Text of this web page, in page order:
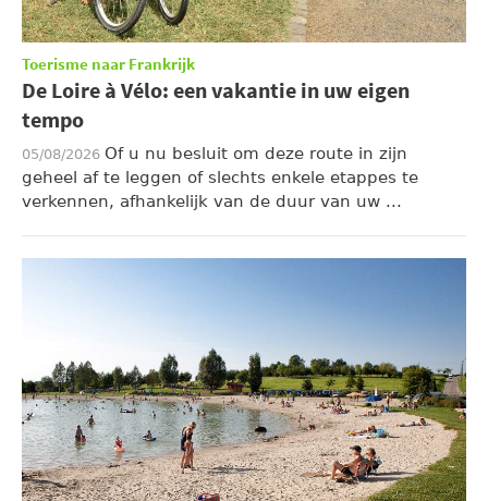
Toerisme naar Frankrijk
De Loire à Vélo: een vakantie in uw eigen
tempo
05/08/2026 Of u nu besluit om deze route in zijn
geheel af te leggen of slechts enkele etappes te
verkennen, afhankelijk van de duur van uw ...